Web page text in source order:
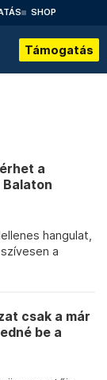
SHOP
Támogatás
a
hangulat,
a
csak a már
be a